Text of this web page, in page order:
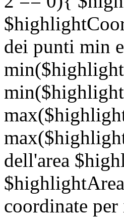
dei punti min
dell'area
coordinate